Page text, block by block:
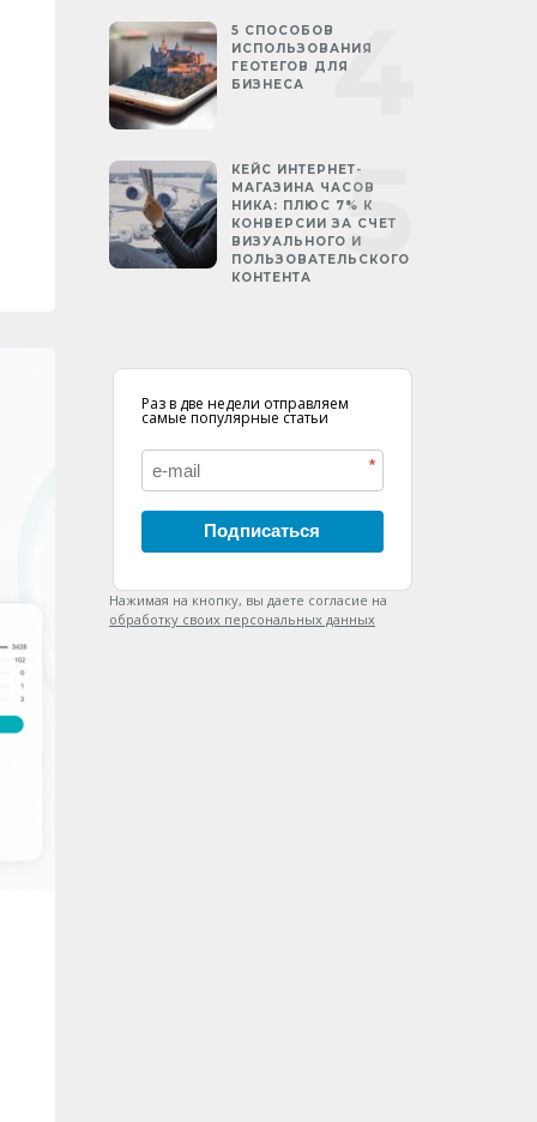
5 СПОСОБОВ
ИСПОЛЬЗОВАНИЯ
ГЕОТЕГОВ ДЛЯ
БИЗНЕСА
КЕЙС ИНТЕРНЕТ-
МАГАЗИНА ЧАСОВ
НИКА: ПЛЮС 7% К
КОНВЕРСИИ ЗА СЧЕТ
ВИЗУАЛЬНОГО И
ПОЛЬЗОВАТЕЛЬСКОГО
КОНТЕНТА
Раз в две недели отправляем
самые популярные статьи
*
Подписаться
Нажимая на кнопку, вы даете согласие на
обработку своих персональных данных